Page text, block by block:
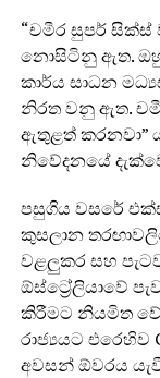
“චමීර සුපර් සික්ස්
නොසිටිනු ඇත. ඔහු
කාර්ය සාධන
නිරත වනු ඇත.
ඇතුළත් කරනවා”
නිවේදනයේ
පසුගිය වසරේ
කුසලාන
වළලුකර සහ
ඕස්ට්‍රේලියාවේ
කිරීමට නියමිත
රාජ්‍යයට එරෙහිව
අවසන් ඕවරය